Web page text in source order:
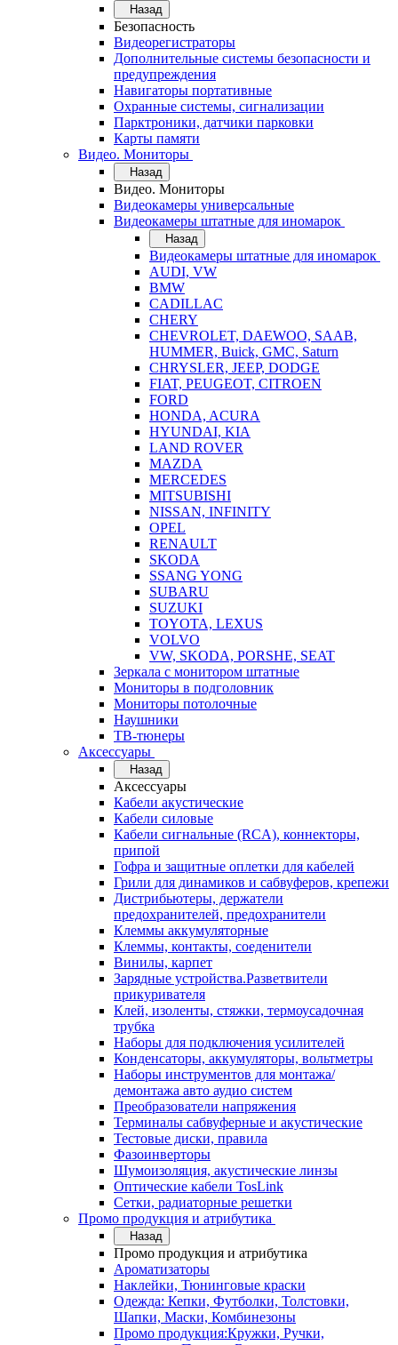
Назад
Безопасность
Видеорегистраторы
Дополнительные системы безопасности и
предупреждения
Навигаторы портативные
Охранные системы, сигнализации
Парктроники, датчики парковки
Карты памяти
Видео. Мониторы
Назад
Видео. Мониторы
Видеокамеры универсальные
Видеокамеры штатные для иномарок
Назад
Видеокамеры штатные для иномарок
AUDI, VW
BMW
CADILLAC
CHERY
CHEVROLET, DAEWOO, SAAB,
HUMMER, Buick, GMC, Saturn
CHRYSLER, JEEP, DODGE
FIAT, PEUGEOT, CITROEN
FORD
HONDA, ACURA
HYUNDAI, KIA
LAND ROVER
MAZDA
MERCEDES
MITSUBISHI
NISSAN, INFINITY
OPEL
RENAULT
SKODA
SSANG YONG
SUBARU
SUZUKI
TOYOTA, LEXUS
VOLVO
VW, SKODA, PORSHE, SEAT
Зеркала с монитором штатные
Мониторы в подголовник
Мониторы потолочные
Наушники
ТВ-тюнеры
Аксессуары
Назад
Аксессуары
Кабели акустические
Кабели силовые
Кабели сигнальные (RCA), коннекторы,
припой
Гофра и защитные оплетки для кабелей
Грили для динамиков и сабвуферов, крепежи
Дистрибьютеры, держатели
предохранителей, предохранители
Клеммы аккумуляторные
Клеммы, контакты, соеденители
Винилы, карпет
Зарядные устройства.Разветвители
прикуривателя
Клей, изоленты, стяжки, термоусадочная
трубка
Наборы для подключения усилителей
Конденсаторы, аккумуляторы, вольтметры
Наборы инструментов для монтажа/
демонтажа авто аудио систем
Преобразователи напряжения
Терминалы сабвуферные и акустические
Тестовые диски, правила
Фазоинверторы
Шумоизоляция, акустические линзы
Оптические кабели TosLink
Сетки, радиаторные решетки
Промо продукция и атрибутика
Назад
Промо продукция и атрибутика
Ароматизаторы
Наклейки, Тюнинговые краски
Одежда: Кепки, Футболки, Толстовки,
Шапки, Маски, Комбинезоны
Промо продукция:Кружки, Ручки,